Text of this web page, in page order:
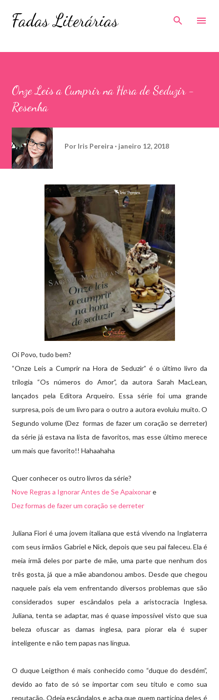
Pular para o conteúdo principal
Fadas Literárias
Onze Leis a Cumprir na Hora de Seduzir -
Resenha
Por Iris Pereira janeiro 12, 2018
Oi Povo, tudo bem?
“Onze Leis a Cumprir na Hora de Seduzir” é o último livro da
trilogia “Os números do Amor”, da autora Sarah MacLean,
lançados pela Editora Arqueiro. Essa série foi uma grande
surpresa, pois de um livro para o outro a autora evoluiu muito. O
Segundo volume (Dez formas de fazer um coração se derreter)
da série já estava na lista de favoritos, mas esse último merece
um mais que favorito!! Hahaahaha
Quer conhecer os outro livros da série?
Nove Regras a Ignorar Antes de Se Apaixonare
Dez formas de fazer um coração se derreter
Juliana Fiori é uma jovem italiana que está vivendo na Inglaterra
com seus irmãos Gabriel e Nick, depois que seu pai faleceu. Ela é
meia irmã deles por parte de mãe, uma parte que nenhum dos
três gosta, já que a mãe abandonou ambos. Desde que chegou
naquele país ela vem enfrentando diversos problemas que são
considerados super escândalos pela a aristocracia Inglesa.
Juliana, tenta se adaptar, mas é quase impossível visto que sua
beleza ofuscar as damas inglesa, para piorar ela é super
inteligente e não tem papas nas língua.
O duque Leigthon é mais conhecido como “duque do desdém”,
devido ao fato de só se importar com seu título e como sua
reputação. Odeia escândalos e acha que quem participa deles é